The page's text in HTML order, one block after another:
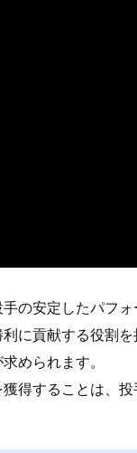
の安定したパフォ
に貢献する役割
められます。
得することは、